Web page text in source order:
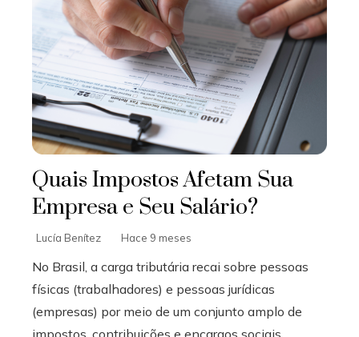
Quais Impostos Afetam Sua
Empresa e Seu Salário?
Lucía Benítez Hace 9 meses
No Brasil, a carga tributária recai sobre pessoas
físicas (trabalhadores) e pessoas jurídicas
(empresas) por meio de um conjunto amplo de
impostos, contribuições e encargos sociais...